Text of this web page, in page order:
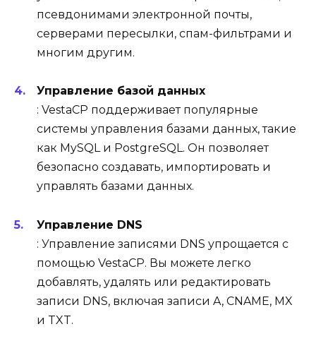
псевдонимами электронной почты,
серверами пересылки, спам-фильтрами и
многим другим.
Управление базой данных
: VestaCP поддерживает популярные
системы управления базами данных, такие
как MySQL и PostgreSQL. Он позволяет
безопасно создавать, импортировать и
управлять базами данных.
Управление DNS
: Управление записями DNS упрощается с
помощью VestaCP. Вы можете легко
добавлять, удалять или редактировать
записи DNS, включая записи A, CNAME, MX
и TXT.